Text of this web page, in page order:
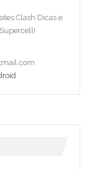
Clash Dicas e